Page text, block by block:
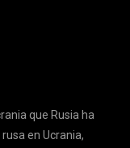
que Rusia ha
en Ucrania,